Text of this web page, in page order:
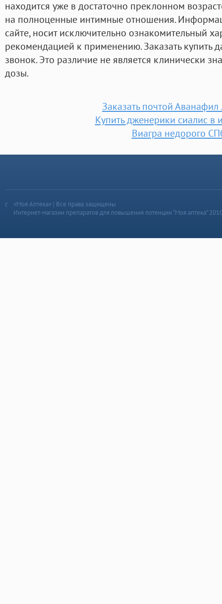
находится уже в достаточно преклонном
на полноценные интимные отношения.
сайте, носит исключительно ознакомительный
рекомендацией к применению. Заказать купить
звонок. Это различие не является клинически
дозы.
Заказать почтой
Купить дженерики сиалис в
Виагра недорого
«Моя Аптека» | Все права защищены
Интернет-магазин препаратов для повышения потенции “Моя аптека”